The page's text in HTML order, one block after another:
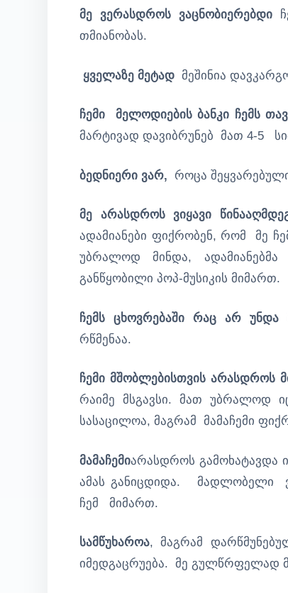
მე ვერასდროს ვაცნობიერებდი
თმიანობას.
ყველაზე მეტად მეშინია
ჩემი მელოდიების ბანკი ჩემს
მარტივად დავიბრუნებ მათ 4-5
ბედნიერი ვარ, როცა
მე არასდროს ვიყავი
ადამიანები ფიქრობენ, რომ მე
უბრალოდ მინდა,
განწყობილი პოპ-მუსიკის მიმართ.
ჩემს ცხოვრებაში რაც არ უნდა
რწმენაა.
ჩემი მშობლებისთვის არასდროს
რაიმე მსგავსი. მათ უბრალოდ
სასაცილოა, მაგრამ მამაჩემი
მამაჩემიარასდროს გამოხატავდა
ამას განიცდიდა. მადლობელი
ჩემ მიმართ.
სამწუხაროა, მაგრამ
იმედგაცრუება. მე გულწრფელად